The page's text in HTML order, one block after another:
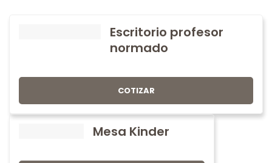
Escritorio profesor
normado
COTIZAR
Mesa Kinder